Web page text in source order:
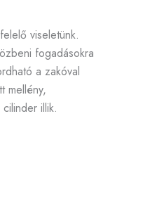
viseletünk.
fogadásokra
a zakóval
mellény,
illik.